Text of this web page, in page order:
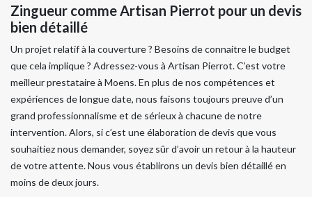
Zingueur comme Artisan Pierrot pour un devis
bien détaillé
Un projet relatif à la couverture ? Besoins de connaitre le budget
que cela implique ? Adressez-vous à Artisan Pierrot. C’est votre
meilleur prestataire à Moens. En plus de nos compétences et
expériences de longue date, nous faisons toujours preuve d’un
grand professionnalisme et de sérieux à chacune de notre
intervention. Alors, si c’est une élaboration de devis que vous
souhaitiez nous demander, soyez sûr d’avoir un retour à la hauteur
de votre attente. Nous vous établirons un devis bien détaillé en
moins de deux jours.